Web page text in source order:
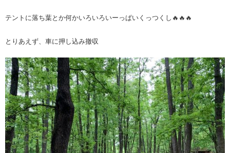
テントに落ち葉とか何かいろいろいーっぱいくっつくし🔥🔥🔥
とりあえず、車に押し込み撤収